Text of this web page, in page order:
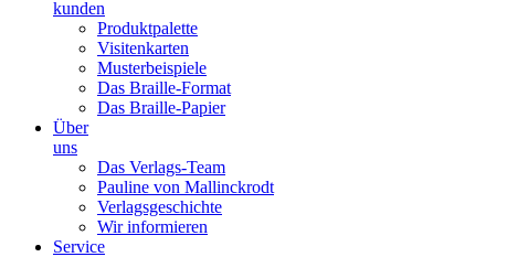
kunden
Produktpalette
Visitenkarten
Musterbeispiele
Das Braille-Format
Das Braille-Papier
Über
uns
Das Verlags-Team
Pauline von Mallinckrodt
Verlagsgeschichte
Wir informieren
Service